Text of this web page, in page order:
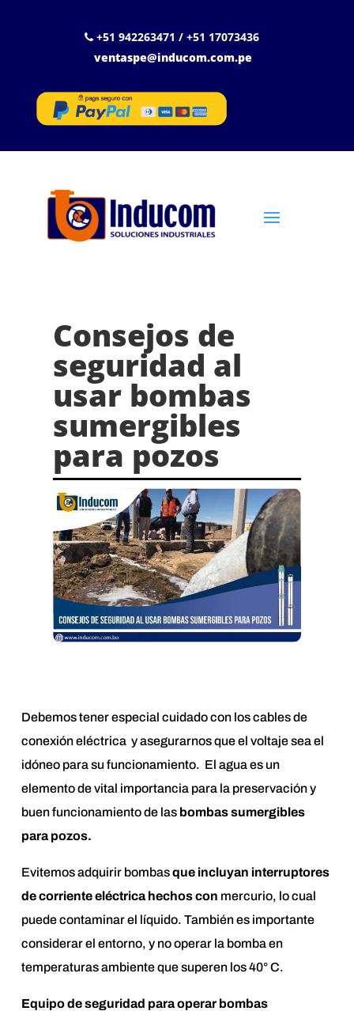
+51 942263471 / +51 17073436
ventaspe@inducom.com.pe
Consejos de
seguridad al
usar bombas
sumergibles
para pozos
Debemos tener especial cuidado con los cables de
conexión eléctrica y asegurarnos que el voltaje sea el
idóneo para su funcionamiento. El agua es un
elemento de vital importancia para la preservación y
buen funcionamiento de las bombas sumergibles
para pozos.
Evitemos adquirir bombasque incluyan interruptores
de corriente eléctrica hechos con mercurio, lo cual
puede contaminar el líquido. También es importante
considerar el entorno, y no operar la bomba en
temperaturas ambiente que superen los 40° C.
Equipo de seguridad para operar bombas